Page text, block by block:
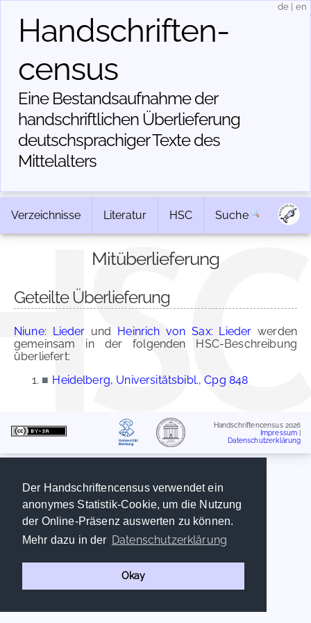
Der Handschriftencensus verwendet ein
anonymes Statistik-Cookie, um die Nutzung
der Online-Präsenz auswerten zu können.
Mehr dazu in der Datenschutzerklärung
Okay
Handschriften­
census
Eine Bestandsaufnahme der
handschriftlichen Über­lieferung
deutschsprachiger Texte des
Mittelalters
de en
Verzeichnisse Literatur HSC Suche
Mitüberlieferung
Geteilte Überlieferung
Niune: Lieder und Heinrich von Sax: Lieder werden
gemeinsam in der folgenden HSC-Beschreibung
überliefert:
■ Heidelberg, Universitätsbibl., Cpg 848
Handschriftencensus 2026
Impressum
Datenschutzerklärung